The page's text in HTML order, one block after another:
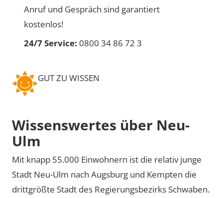
Anruf und Gespräch sind garantiert
kostenlos!
24/7 Service: 0800 34 86 72 3
GUT ZU WISSEN
Wissenswertes über Neu-
Ulm
Mit knapp 55.000 Einwohnern ist die relativ junge
Stadt Neu-Ulm nach Augsburg und Kempten die
drittgrößte Stadt des Regierungsbezirks Schwaben.